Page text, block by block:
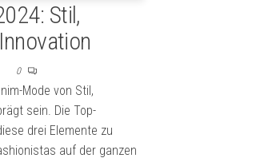
Stil,
0
Mode von Stil,
sein. Die Top-
drei Elemente zu
auf der ganzen